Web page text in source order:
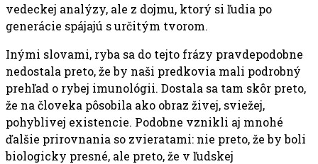
vedeckej analýzy, ale z dojmu, ktorý si ľudia po
generácie spájajú s určitým tvorom.
Inými slovami, ryba sa do tejto frázy pravdepodobne
nedostala preto, že by naši predkovia mali podrobný
prehľad o rybej imunológii. Dostala sa tam skôr preto,
že na človeka pôsobila ako obraz živej, sviežej,
pohyblivej existencie. Podobne vznikli aj mnohé
ďalšie prirovnania so zvieratami: nie preto, že by boli
biologicky presné, ale preto, že v ľudskej